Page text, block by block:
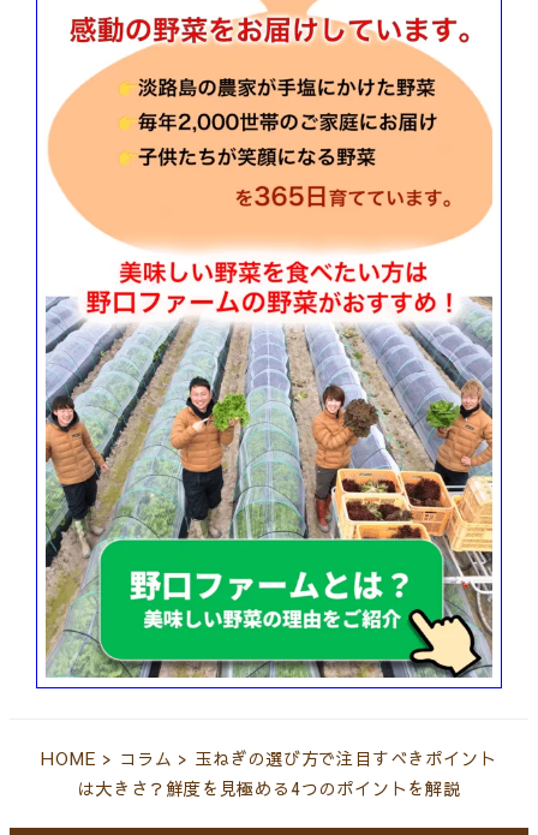
HOME > コラム > 玉ねぎの選び方で注目すべきポイント
は大きさ？鮮度を見極める4つのポイントを解説